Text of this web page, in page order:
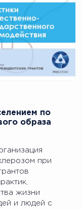
по
образа
при
жизни
и людей с